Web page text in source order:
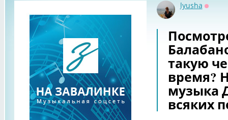
lyusha
такую
время?
музыка
всяких